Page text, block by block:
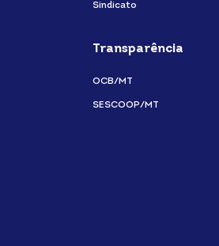
Sindicato
Transparência
OCB/MT
SESCOOP/MT